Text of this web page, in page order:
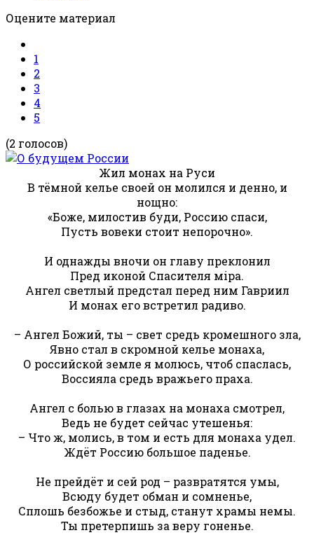
Оцените материал
1
2
3
4
5
(2 голосов)
Жил монах на Руси
В тёмной келье своей он молился и денно, и
нощно:
«Боже, милостив буди, Россию спаси,
Пусть вовеки стоит непорочно».
И однажды вночи он главу преклонил
Пред иконой Спасителя мiра.
Ангел светлый предстал перед ним Гавриил
И монах его встретил радиво.
– Ангел Божий, ты – свет средь кромешного зла,
Явно стал в скромной келье монаха,
О российской земле я молюсь, чтоб спаслась,
Воссияла средь вражьего праха.
Ангел с болью в глазах на монаха смотрел,
Ведь не будет сейчас утешенья:
– Что ж, молись, в том и есть для монаха удел.
Ждёт Россию большое паденье.
Не прейдёт и сей род – развратятся умы,
Всюду будет обман и сомненье,
Сплошь безбожье и стыд, станут храмы немы.
Ты претерпишь за веру гоненье.